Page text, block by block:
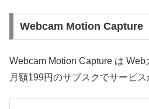
Webcam Motion Capture
Webcam Motion Capture は
月額199円のサブスクでサービス